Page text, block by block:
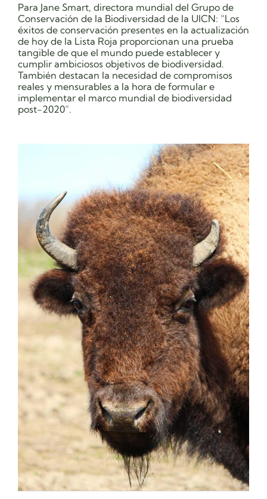
Para Jane Smart, directora mundial del Grupo de
Conservación de la Biodiversidad de la UICN: “Los
éxitos de conservación presentes en la actualización
de hoy de la Lista Roja proporcionan una prueba
tangible de que el mundo puede establecer y
cumplir ambiciosos objetivos de biodiversidad.
También destacan la necesidad de compromisos
reales y mensurables a la hora de formular e
implementar el marco mundial de biodiversidad
post-2020”.